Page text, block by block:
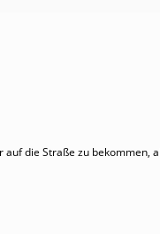
die Straße zu bekommen,